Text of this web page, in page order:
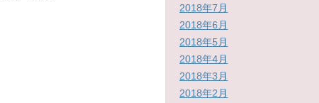
2018年7月
2018年6月
2018年5月
2018年4月
2018年3月
2018年2月